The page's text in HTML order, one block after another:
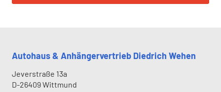
Autohaus & Anhängervertrieb Diedrich Wehen
Jeverstraße 13a
D-26409Wittmund